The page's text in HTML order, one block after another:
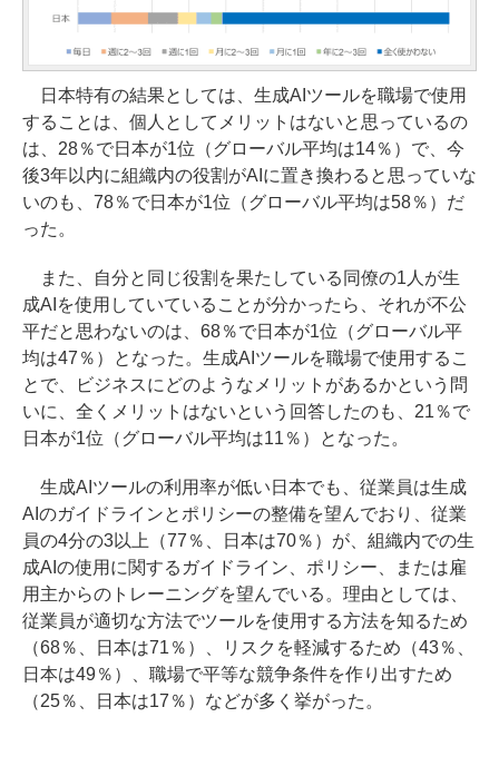
日本特有の結果としては、生成AIツールを職場で使用
することは、個人としてメリットはないと思っているの
は、28％で日本が1位（グローバル平均は14％）で、今
後3年以内に組織内の役割がAIに置き換わると思っていな
いのも、78％で日本が1位（グローバル平均は58％）だ
った。
また、自分と同じ役割を果たしている同僚の1人が生
成AIを使用していていることが分かったら、それが不公
平だと思わないのは、68％で日本が1位（グローバル平
均は47％）となった。生成AIツールを職場で使用するこ
とで、ビジネスにどのようなメリットがあるかという問
いに、全くメリットはないという回答したのも、21％で
日本が1位（グローバル平均は11％）となった。
生成AIツールの利用率が低い日本でも、従業員は生成
AIのガイドラインとポリシーの整備を望んでおり、従業
員の4分の3以上（77％、日本は70％）が、組織内での生
成AIの使用に関するガイドライン、ポリシー、または雇
用主からのトレーニングを望んでいる。理由としては、
従業員が適切な方法でツールを使用する方法を知るため
（68％、日本は71％）、リスクを軽減するため（43％、
日本は49％）、職場で平等な競争条件を作り出すため
（25％、日本は17％）などが多く挙がった。